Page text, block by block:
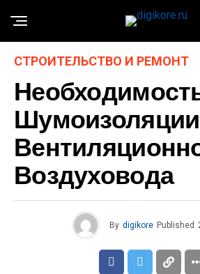
СТРОИТЕЛЬСТВО И РЕМОНТ
Шумоизоляции
Воздуховода
By digikore Published